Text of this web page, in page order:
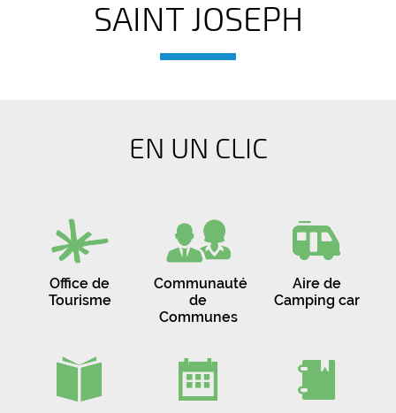
SAINT JOSEPH
EN UN CLIC
Office de
Tourisme
Communauté
de
Communes
Aire de
Camping car